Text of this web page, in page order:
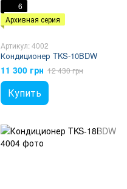
6
Архивная серия
Артикул: 4002
Кондиционер TKS-10BDW
11 300 грн 12 430 грн
Купить